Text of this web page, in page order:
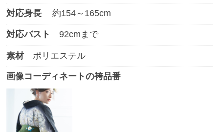
対応身長 約154～ 165cm
対応バスト 92cmまで
素材 ポリエステル
画像コーディネートの袴品番